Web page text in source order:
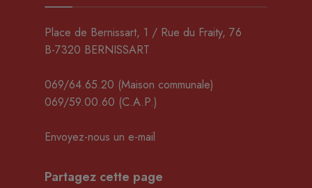
Place de Bernissart, 1 / Rue du Fraity, 76
B-7320 BERNISSART
069/64.65.20 (Maison communale)
069/59.00.60 (C.A.P.)
Envoyez-nous un e-mail
Partagez cette page